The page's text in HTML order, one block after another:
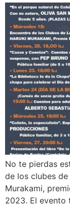
No te pierdas
de los clubes
Murakami,
2023. El evento